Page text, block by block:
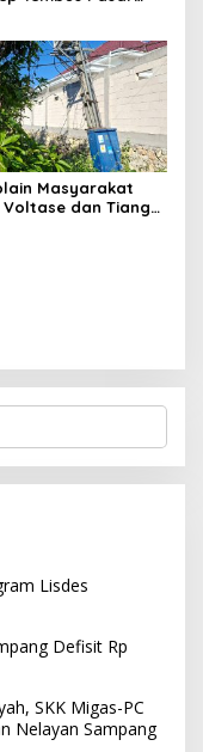
Masyarakat
Voltase dan Tiang
Lisdes
Defisit Rp
SKK Migas-PC
Nelayan Sampang